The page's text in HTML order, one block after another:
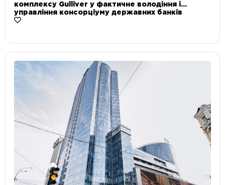
комплексу Gulliver у фактичне володіння і
управління консорціуму державних банків